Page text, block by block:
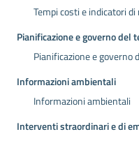
Tempi costi e indicatori
Pianificazione e governo del
Pianificazione e governo
Informazioni ambientali
Informazioni ambientali
Interventi straordinari e di